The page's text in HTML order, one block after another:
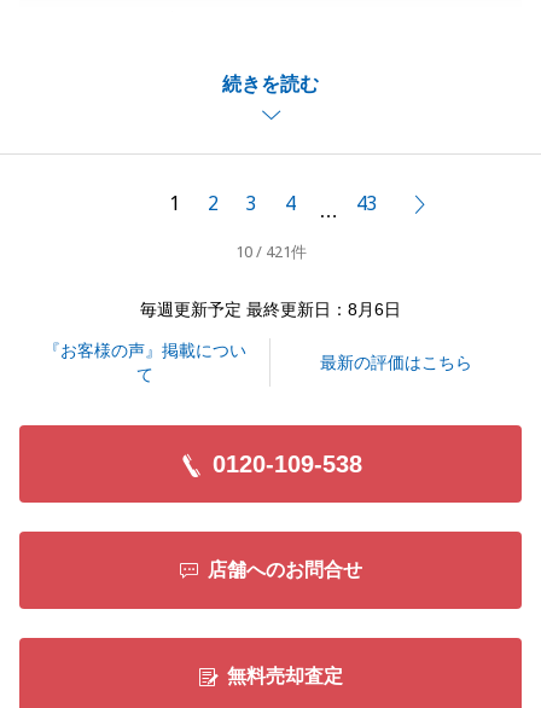
続きを読む
ていただき重ねて御礼申し上げます。
多くのお手続きがあったことかと思いますが、無事に
取引が完了できましたのもM様のご協力のお陰と感謝
今後とも変わらぬご愛顧のほど何卒よろしくお願い申
1 2 3 4 … 43
10 / 421件
毎週更新予定 最終更新日：8月6日
『お客様の声』掲載につい
て
最新の評価はこちら
0120-109-538
店舗へのお問合せ
無料売却査定